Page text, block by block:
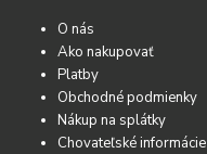
O nás
Ako nakupovať
Platby
Obchodné podmienky
Nákup na splátky
Chovateľské informácie